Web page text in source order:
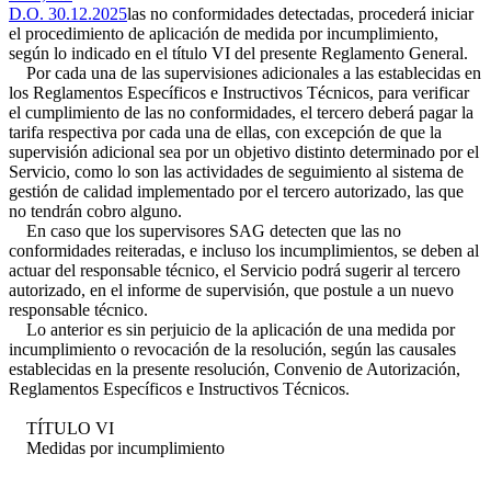
D.O. 30.12.2025las no conformidades detectadas, procederá iniciar
el procedimiento de aplicación de medida por incumplimiento,
según lo indicado en el título VI del presente Reglamento General.
Por cada una de las supervisiones adicionales a las establecidas en
los Reglamentos Específicos e Instructivos Técnicos, para verificar
el cumplimiento de las no conformidades, el tercero deberá pagar la
tarifa respectiva por cada una de ellas, con excepción de que la
supervisión adicional sea por un objetivo distinto determinado por el
Servicio, como lo son las actividades de seguimiento al sistema de
gestión de calidad implementado por el tercero autorizado, las que
no tendrán cobro alguno.
En caso que los supervisores SAG detecten que las no
conformidades reiteradas, e incluso los incumplimientos, se deben al
actuar del responsable técnico, el Servicio podrá sugerir al tercero
autorizado, en el informe de supervisión, que postule a un nuevo
responsable técnico.
Lo anterior es sin perjuicio de la aplicación de una medida por
incumplimiento o revocación de la resolución, según las causales
establecidas en la presente resolución, Convenio de Autorización,
Reglamentos Específicos e Instructivos Técnicos.
TÍTULO VI
Medidas por incumplimiento